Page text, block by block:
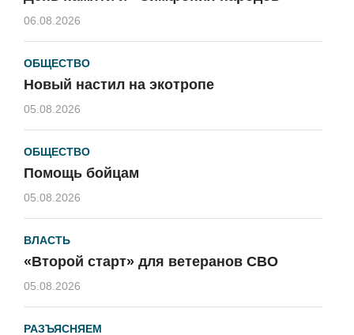
06.08.2026
ОБЩЕСТВО
Новый настил на экотропе
05.08.2026
ОБЩЕСТВО
Помощь бойцам
05.08.2026
ВЛАСТЬ
«Второй старт» для ветеранов СВО
05.08.2026
РАЗЪЯСНЯЕМ